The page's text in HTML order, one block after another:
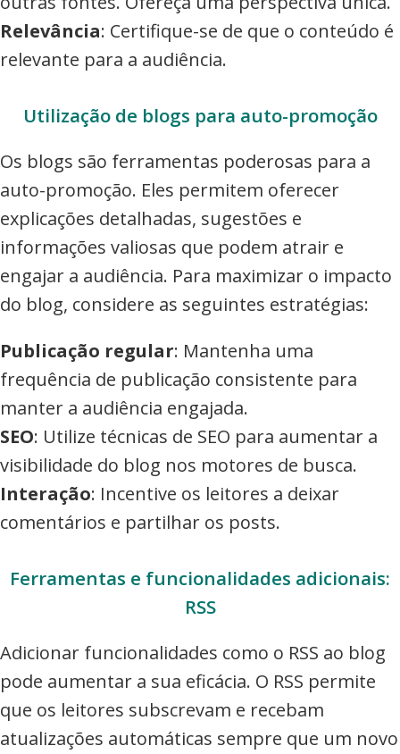
Relevância: Certifique-se de que o conteúdo é
relevante para a audiência.
Utilização de blogs para auto-promoção
Os blogs são ferramentas poderosas para a
auto-promoção. Eles permitem oferecer
explicações detalhadas, sugestões e
informações valiosas que podem atrair e
engajar a audiência. Para maximizar o impacto
do blog, considere as seguintes estratégias:
Publicação regular: Mantenha uma
frequência de publicação consistente para
manter a audiência engajada.
SEO: Utilize técnicas de SEO para aumentar a
visibilidade do blog nos motores de busca.
Interação: Incentive os leitores a deixar
comentários e partilhar os posts.
Ferramentas e funcionalidades adicionais:
RSS
Adicionar funcionalidades como o RSS ao blog
pode aumentar a sua eficácia. O RSS permite
que os leitores subscrevam e recebam
atualizações automáticas sempre que um novo